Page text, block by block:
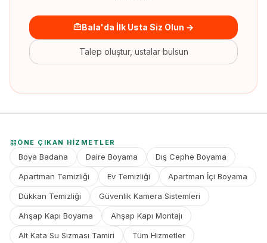
Bala'da İlk Usta Siz Olun →
Talep oluştur, ustalar bulsun
ÖNE ÇIKAN HIZMETLER
Boya Badana Daire Boyama Dış Cephe Boyama
Apartman Temizliği Ev Temizliği Apartman İçi Boyama
Dükkan Temizliği Güvenlik Kamera Sistemleri
Ahşap Kapı Boyama Ahşap Kapı Montajı
Alt Kata Su Sızması Tamiri Tüm Hizmetler